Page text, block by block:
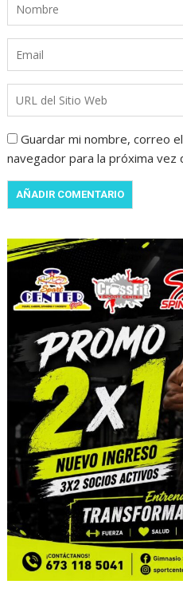
Guardar mi nombre, correo
navegador para la próxima vez